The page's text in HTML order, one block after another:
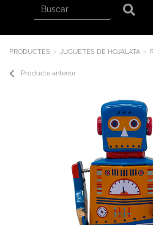
PRODUCTES JUGUETES DE HOJALATA
Producte anterior